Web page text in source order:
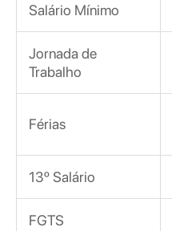
Salário Mínimo
Jornada de
Trabalho
Férias
13º Salário
FGTS